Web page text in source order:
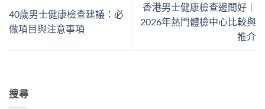
40歲男士健康檢查建議：必
做項目與注意事項
香港男士健康檢查邊間好｜
2026年熱門體檢中心比較與
推介
搜尋